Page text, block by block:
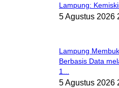
Lampung:
5 Agustus 2026
Lampung
Berbasis Data
1...
5 Agustus 2026